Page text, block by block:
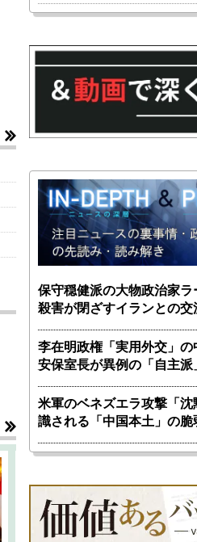
保守穏健派の大物政治家
殺害が閉ざすイランとの交
李在明政権「実用外交」
安保室長が異例の「自主派
米軍のベネズエラ攻撃「
識される「中国本土」の脆